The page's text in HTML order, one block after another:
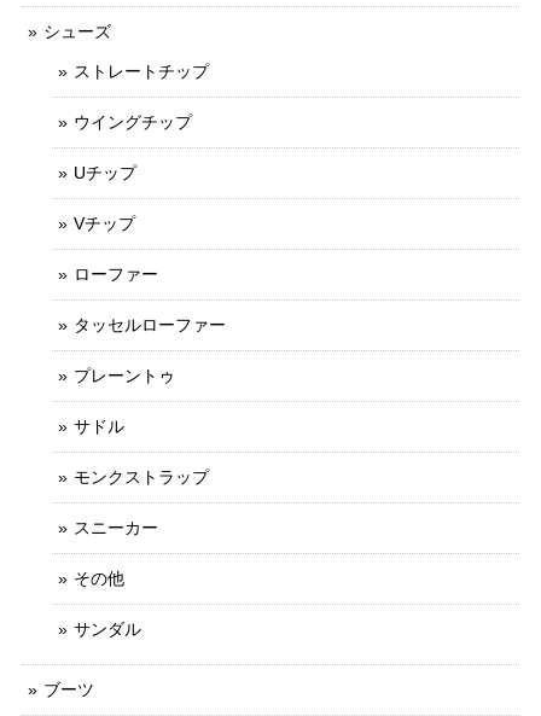
シューズ
ストレートチップ
ウイングチップ
Uチップ
Vチップ
ローファー
タッセルローファー
プレーントゥ
サドル
モンクストラップ
スニーカー
その他
サンダル
ブーツ